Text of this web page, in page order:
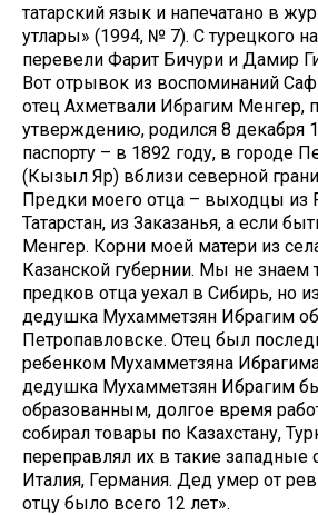
татарский язык и напечатано в
утлары» (1994, № 7). С турецкого
перевели Фарит Бичури и Дамир
Вот отрывок из воспоминаний
отец Ахметвали Ибрагим Менгер,
утверждению, родился 8 декабря
паспорту – в 1892 году, в городе
(Кызыл Яр) вблизи северной
Предки моего отца – выходцы из
Татарстан, из Заказанья, а если
Менгер. Корни моей матери из
Казанской губернии. Мы не знаем
предков отца уехал в Сибирь, но
дедушка Мухамметзян Ибрагим
Петропавловске. Отец был
ребенком Мухамметзяна
дедушка Мухамметзян Ибрагим
образованным, долгое время
собирал товары по Казахстану,
переправлял их в такие западные
Италия, Германия. Дед умер от
отцу было всего 12 лет».